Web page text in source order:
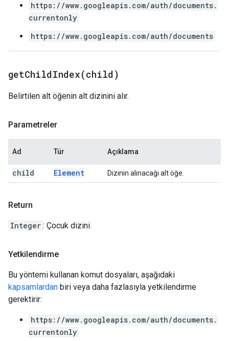
https://www.googleapis.com/auth/documents.
currentonly
https://www.googleapis.com/auth/documents
getChildIndex(child)
Belirtilen alt öğenin alt dizinini alır.
Parametreler
Ad Tür Açıklama
child Element Dizinin alınacağı alt öğe.
Return
Integer : Çocuk dizini.
Yetkilendirme
Bu yöntemi kullanan komut dosyaları, aşağıdaki
kapsamlardan biri veya daha fazlasıyla yetkilendirme
gerektirir:
https://www.googleapis.com/auth/documents.
currentonly